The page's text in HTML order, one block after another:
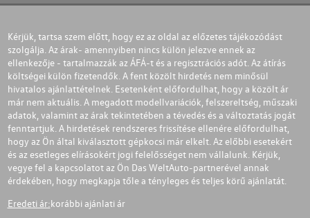
Kérjük, tartsa szem előtt, hogy ez az oldal az előzetes tájékozódást
szolgálja. Az árak- amennyiben nincs külön jelezve ennek az
ellenkezője - tartalmazzák az ÁFÁ-t és a regisztrációs adót. Az átírás
költségei külön fizetendők. A fent közölt hirdetés nem minősül
hivatalos ajánlattételnek. Esetenként előfordulhat, hogy a közölt ár
már nem aktuális. A megadott modellvariációk, felszereltség, műszaki
adatok, valamint az árak tekintetében a tévedés és a változtatás jogát
fenntartjuk. A hirdetések rendszeres frissítése ellenére előfordulhat,
hogy az Ön által kiválasztott gépkocsi már elkelt. Az előbbi esetekért
és az esetleges elírásokért jogi felelősséget nem vállalunk. Kérjük,
vegye fel a kapcsolatot az Ön Das WeltAuto-partnerével annak
érdekében, hogy megkapja tőle a tényleges és teljes körű ajánlatát.
Eredeti ár:korábbi ajánlati ár